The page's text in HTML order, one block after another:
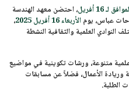
16 أفريل
، احتضن معهد الهندسة
، يومالأربعاء 16 أفريل 2025
،
النوادي العلمية والثقافية النشطة
متنوعة، ورشات تكوينية في مواضيع
وريادة الأعمال، فضلاً عن مسابقات
الطلبة.